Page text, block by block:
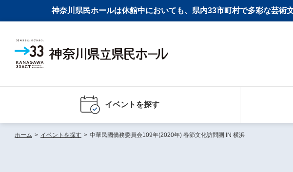
神奈川県民ホールは休館中においても、県内33市町村で多彩な芸術
イベントを探す
ホーム > イベントを探す > 中華民國僑務委員会109年(2020年) 春節文化訪問團 IN 横浜